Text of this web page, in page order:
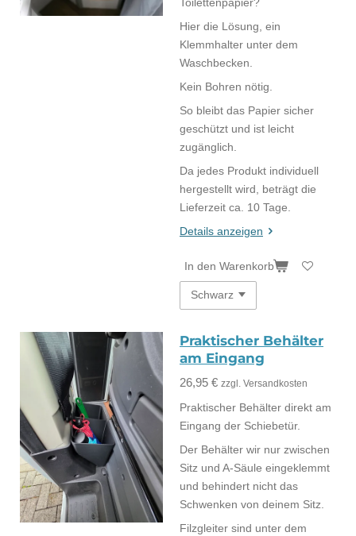
Hier die Lösung, ein
Klemmhalter unter dem
Waschbecken.
Kein Bohren nötig.
So bleibt das Papier sicher
geschützt und ist leicht
zugänglich.
Da jedes Produkt individuell
hergestellt wird, beträgt die
Lieferzeit ca. 10 Tage.
Details anzeigen
In den Warenkorb
Praktischer Behälter
am Eingang
26,95 € zzgl. Versandkosten
Praktischer Behälter direkt am
Eingang der Schiebetür.
Der Behälter wir nur zwischen
Sitz und A-Säule eingeklemmt
und behindert nicht das
Schwenken von deinem Sitz.
Filzgleiter sind unter dem